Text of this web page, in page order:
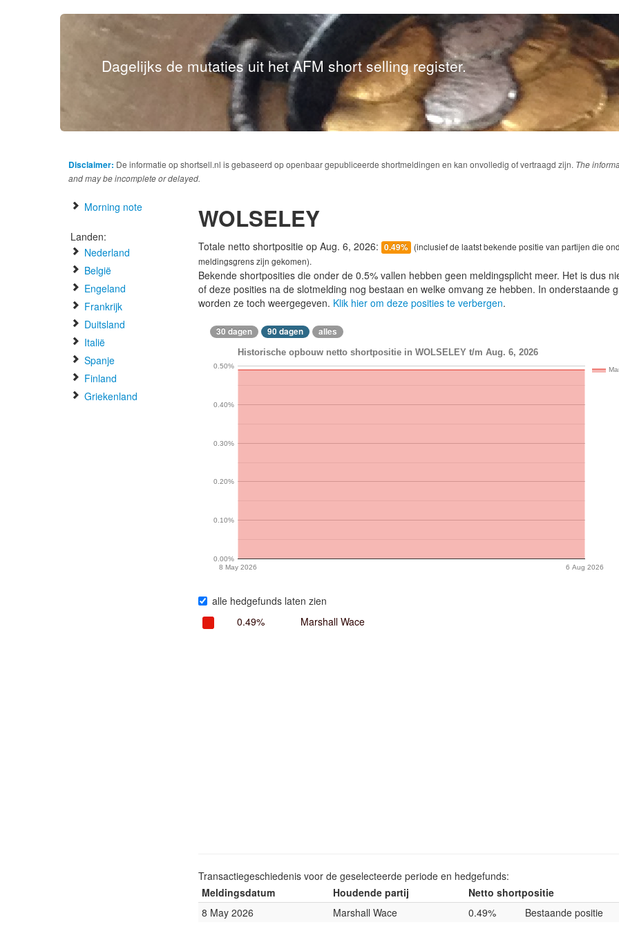
Dagelijks de mutaties uit het AFM short selling register.
Disclaimer: De informatie op shortsell.nl is gebaseerd op openbaar gepubliceerde shortmeldingen en kan onvolledig of vertraagd zijn. The
and may be incomplete or delayed.
Morning note
Landen:
Nederland
België
Engeland
Frankrijk
Duitsland
Italië
Spanje
Finland
Griekenland
WOLSELEY
Totale netto shortpositie op Aug. 6, 2026: 0.49% (inclusief de laatst bekende positie van partijen die
meldingsgrens zijn gekomen).
Bekende shortposities die onder de 0.5% vallen hebben geen meldingsplicht meer. Het is dus
of deze posities na de slotmelding nog bestaan en welke omvang ze hebben. In onderstaande
worden ze toch weergegeven. Klik hier om deze posities te verbergen.
30 dagen 90 dagen alles
Historische opbouw netto shortpositie in WOLSELEY t/m Aug. 6, 2026
8 May 2026 6 Aug 2026
0.00%
0.10%
0.20%
0.30%
0.40%
0.50%
alle hedgefunds laten zien
0.49%
Marshall Wace
Transactiegeschiedenis voor de geselecteerde periode en hedgefunds:
Meldingsdatum
Houdende partij
Netto shortpositie
8 May 2026
Marshall Wace 0.49% Bestaande positie